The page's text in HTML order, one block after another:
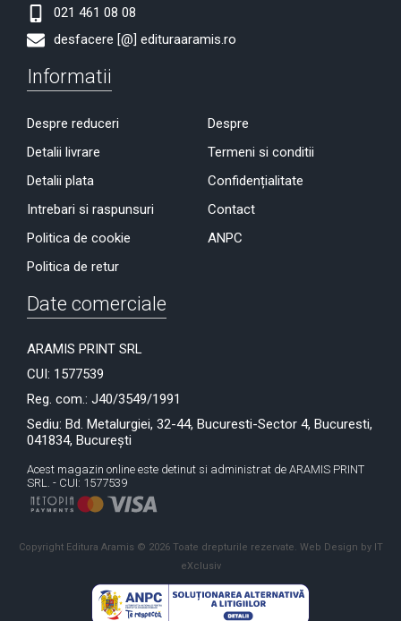
021 461 08 08
desfacere [@] edituraaramis.ro
Informatii
Despre reduceri
Detalii livrare
Detalii plata
Intrebari si raspunsuri
Politica de cookie
Politica de retur
Despre
Termeni si conditii
Confidențialitate
Contact
ANPC
Date comerciale
ARAMIS PRINT SRL
CUI: 1577539
Reg. com.: J40/3549/1991
Sediu: Bd. Metalurgiei, 32-44, Bucuresti-Sector 4, Bucuresti,
041834, București
Acest magazin online este detinut si administrat de ARAMIS PRINT
SRL. - CUI: 1577539
Copyright Editura Aramis © 2026 Toate drepturile rezervate. Web Design by IT
eXclusiv